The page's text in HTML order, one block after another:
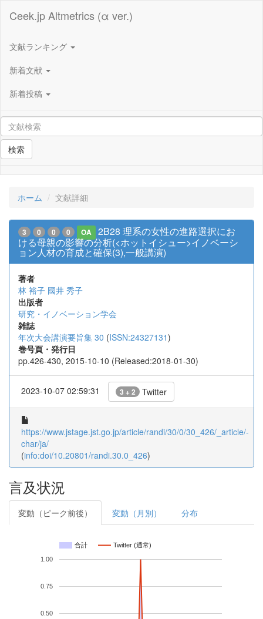
Ceek.jp Altmetrics (α ver.)
文献ランキング
新着文献
新着投稿
検索
ホーム 文献詳細
3 0 0 0 OA
2B28 理系の女性の進路選択にお
ける母親の影響の分析(<ホットイシュー>イノベーシ
ョン人材の育成と確保(3),一般講演)
著者
林 裕子 國井 秀子
出版者
研究・イノベーション学会
雑誌
年次大会講演要旨集 30 (ISSN:24327131)
巻号頁・発行日
pp.426-430, 2015-10-10 (Released:2018-01-30)
2023-10-07 02:59:31 3 + 2 Twitter
https://www.jstage.jst.go.jp/article/randi/30/0/30_426/_article/-
char/ja/
(info:doi/10.20801/randi.30.0_426)
言及状況
変動（ピーク前後） 変動（月別） 分布
合計 Twitter (通常)
0.50
0.75
1.00